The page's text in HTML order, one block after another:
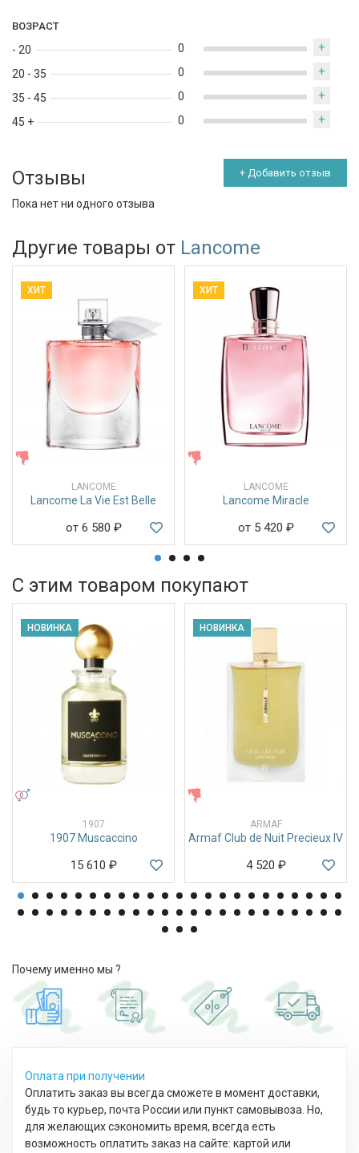
ВОЗРАСТ
- 20
20 - 35
35 - 45
45 +
0 +
0 +
0 +
0 +
Отзывы + Добавить отзыв
Пока нет ни одного отзыва
Другие товары от Lancome
ХИТ
LANCOME
Lancome La Vie Est Belle
от 6 580 ₽
ХИТ
LANCOME
Lancome Miracle
от 5 420 ₽
С этим товаром покупают
НОВИНКА
1907
1907 Muscaccino
15 610 ₽
НОВИНКА
ARMAF
Armaf Club de Nuit Precieux IV
4 520 ₽
Почему именно мы ?
Оплата при получении
Оплатить заказ вы всегда сможете в момент доставки,
будь то курьер, почта России или пункт самовывоза. Но,
для желающих сэкономить время, всегда есть
возможность оплатить заказ на сайте: картой или